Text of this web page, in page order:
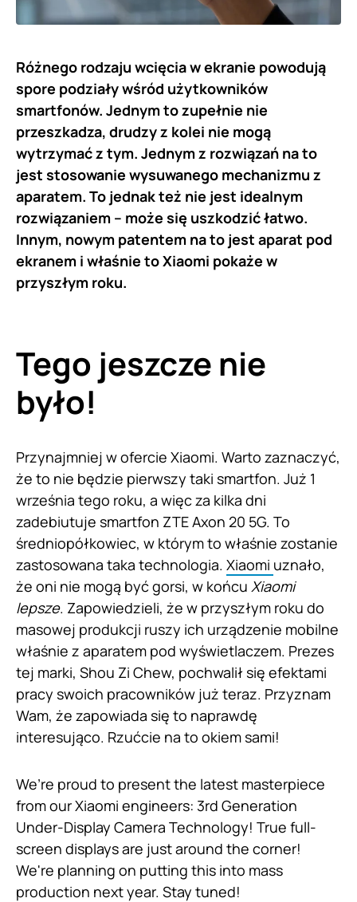
Różnego rodzaju wcięcia w ekranie powodują
spore podziały wśród użytkowników
smartfonów. Jednym to zupełnie nie
przeszkadza, drudzy z kolei nie mogą
wytrzymać z tym. Jednym z rozwiązań na to
jest stosowanie wysuwanego mechanizmu z
aparatem. To jednak też nie jest idealnym
rozwiązaniem – może się uszkodzić łatwo.
Innym, nowym patentem na to jest aparat pod
ekranem i właśnie to Xiaomi pokaże w
przyszłym roku.
Tego jeszcze nie
było!
Przynajmniej w ofercie Xiaomi. Warto zaznaczyć,
że to nie będzie pierwszy taki smartfon. Już 1
września tego roku, a więc za kilka dni
zadebiutuje smartfon ZTE Axon 20 5G. To
średniopółkowiec, w którym to właśnie zostanie
zastosowana taka technologia. Xiaomi uznało,
że oni nie mogą być gorsi, w końcu Xiaomi
lepsze. Zapowiedzieli, że w przyszłym roku do
masowej produkcji ruszy ich urządzenie mobilne
właśnie z aparatem pod wyświetlaczem. Prezes
tej marki, Shou Zi Chew, pochwalił się efektami
pracy swoich pracowników już teraz. Przyznam
Wam, że zapowiada się to naprawdę
interesująco. Rzućcie na to okiem sami!
We’re proud to present the latest masterpiece
from our Xiaomi engineers: 3rd Generation
Under-Display Camera Technology! True full-
screen displays are just around the corner!
We're planning on putting this into mass
production next year. Stay tuned!